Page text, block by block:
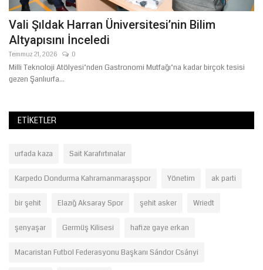
Vali Şıldak Harran Üniversitesi’nin Bilim
Altyapısını İnceledi
Temmuz 21, 2026 0
Milli Teknoloji Atölyesi’nden Gastronomi Mutfağı’na kadar birçok tesisi
gezen Şanlıurfa...
ETIKETLER
urfada kaza Sait Karafırtınalar
Karpedo Dondurma Kahramanmaraşspor Yönetim ak parti
bir şehit Elazığ Aksaray Spor şehit asker Wriedt
şenyaşar Germüş Kilisesi hafize gaye erkan
Macaristan Futbol Federasyonu Başkanı Sándor Csányi